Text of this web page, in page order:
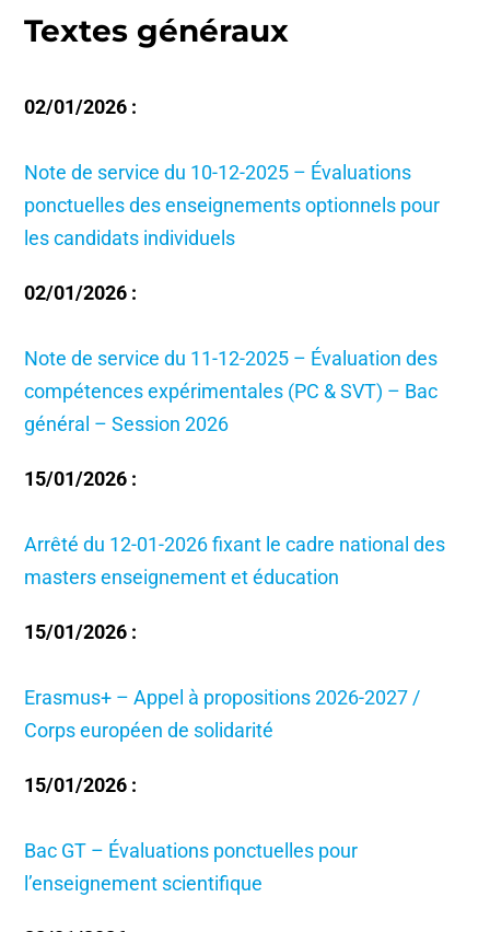
Textes généraux
02/01/2026 :
Note de service du 10-12-2025 – Évaluations
ponctuelles des enseignements optionnels pour
les candidats individuels
02/01/2026 :
Note de service du 11-12-2025 – Évaluation des
compétences expérimentales (PC & SVT) – Bac
général – Session 2026
15/01/2026 :
Arrêté du 12-01-2026 fixant le cadre national des
masters enseignement et éducation
15/01/2026 :
Erasmus+ – Appel à propositions 2026-2027 /
Corps européen de solidarité
15/01/2026 :
Bac GT – Évaluations ponctuelles pour
l’enseignement scientifique